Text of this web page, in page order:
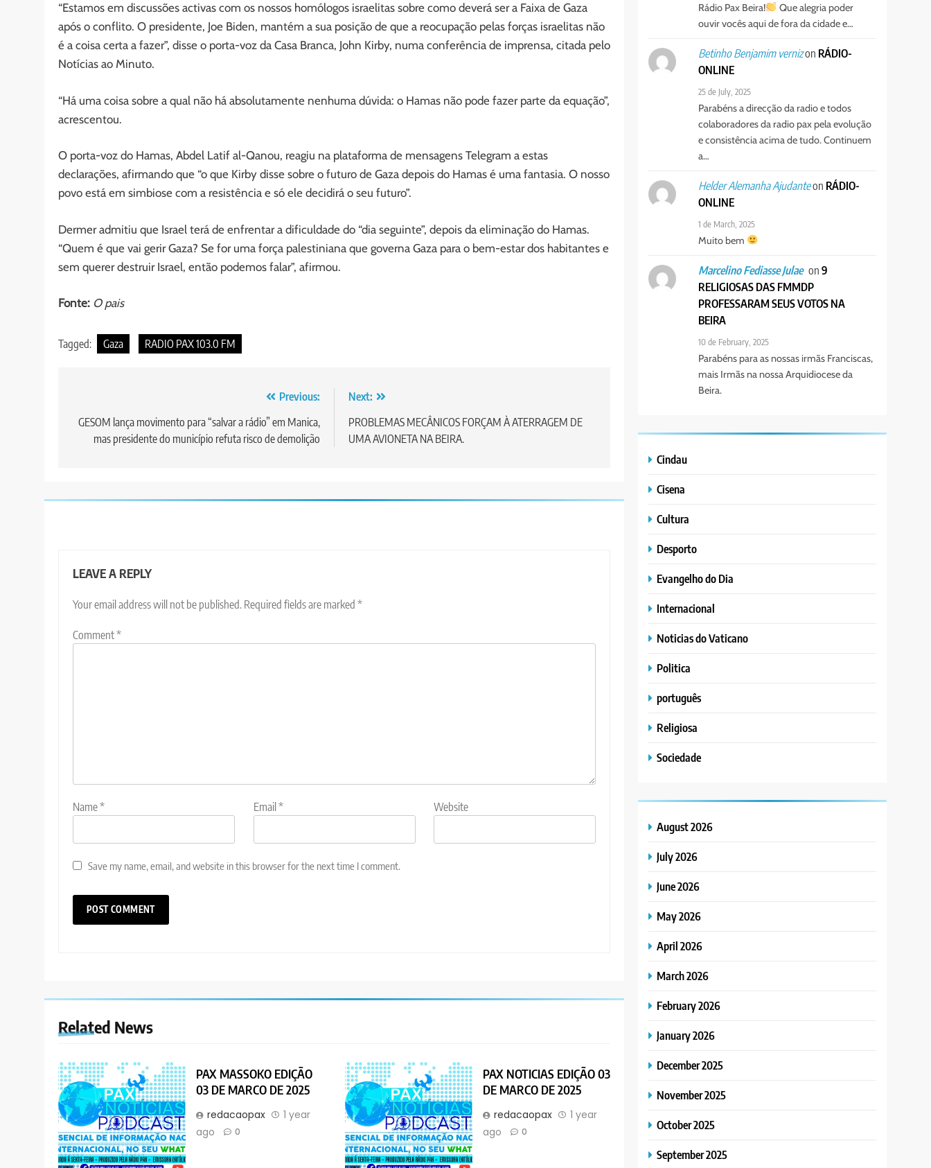
“Estamos em discussões activas com os nossos homólogos israelitas sobre como deverá ser a Faixa de Gaza
após o conflito. O presidente, Joe Biden, mantém a sua posição de que a reocupação pelas forças israelitas não
é a coisa certa a fazer”, disse o porta-voz da Casa Branca, John Kirby, numa conferência de imprensa, citada pelo
Notícias ao Minuto.
“Há uma coisa sobre a qual não há absolutamente nenhuma dúvida: o Hamas não pode fazer parte da equação”,
acrescentou.
O porta-voz do Hamas, Abdel Latif al-Qanou, reagiu na plataforma de mensagens Telegram a estas
declarações, afirmando que “o que Kirby disse sobre o futuro de Gaza depois do Hamas é uma fantasia. O nosso
povo está em simbiose com a resistência e só ele decidirá o seu futuro”.
Dermer admitiu que Israel terá de enfrentar a dificuldade do “dia seguinte”, depois da eliminação do Hamas.
“Quem é que vai gerir Gaza? Se for uma força palestiniana que governa Gaza para o bem-estar dos habitantes e
sem querer destruir Israel, então podemos falar”, afirmou.
Fonte: O pais
Tagged: Gaza RADIO PAX 103.0 FM
navigation
Previous:
GESOM lança movimento para “salvar a rádio” em Manica,
mas presidente do município refuta risco de demolição
Next:
PROBLEMAS MECÂNICOS FORÇAM À ATERRAGEM DE
UMA AVIONETA NA BEIRA.
LEAVE A REPLY
Your email address will not be published. Required fields are marked *
Comment*
Name* Email* Website
Save my name, email, and website in this browser for the next time I comment.
Related News
PAX MASSOKO EDIÇÃO
03 DE MARCO DE 2025
redacaopax
1 year
ago
0
PAX NOTICIAS EDIÇÃO 03
DE MARCO DE 2025
redacaopax
1 year
ago
0
Rádio Pax Beira!
Que alegria poder
ouvir vocês aqui de fora da cidade e…
Betinho Benjamim vernizon RÁDIO-
ONLINE
25 de July, 2025
Parabéns a direcção da radio e todos
colaboradores da radio pax pela evolução
e consistência acima de tudo. Continuem
a…
Helder Alemanha Ajudanteon RÁDIO-
ONLINE
1 de March, 2025
Muito bem
Marcelino Fediasse Julae on9
RELIGIOSAS DAS FMMDP
PROFESSARAM SEUS VOTOS NA
BEIRA
10 de February, 2025
Parabéns para as nossas irmãs Franciscas,
mais Irmãs na nossa Arquidiocese da
Beira.
Cindau
Cisena
Cultura
Desporto
Evangelho do Dia
Internacional
Noticias do Vaticano
Politica
português
Religiosa
Sociedade
August 2026
July 2026
June 2026
May 2026
April 2026
March 2026
February 2026
January 2026
December 2025
November 2025
October 2025
September 2025